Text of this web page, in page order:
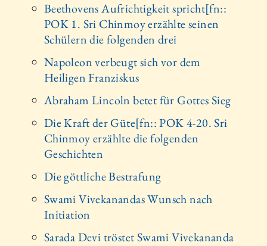
Beethovens Aufrichtigkeit spricht[fn::
POK 1. Sri Chinmoy erzählte seinen
Schülern die folgenden drei
Napoleon verbeugt sich vor dem
Heiligen Franziskus
Abraham Lincoln betet für Gottes Sieg
Die Kraft der Güte[fn:: POK 4-20. Sri
Chinmoy erzählte die folgenden
Geschichten
Die göttliche Bestrafung
Swami Vivekanandas Wunsch nach
Initiation
Sarada Devi tröstet Swami Vivekananda